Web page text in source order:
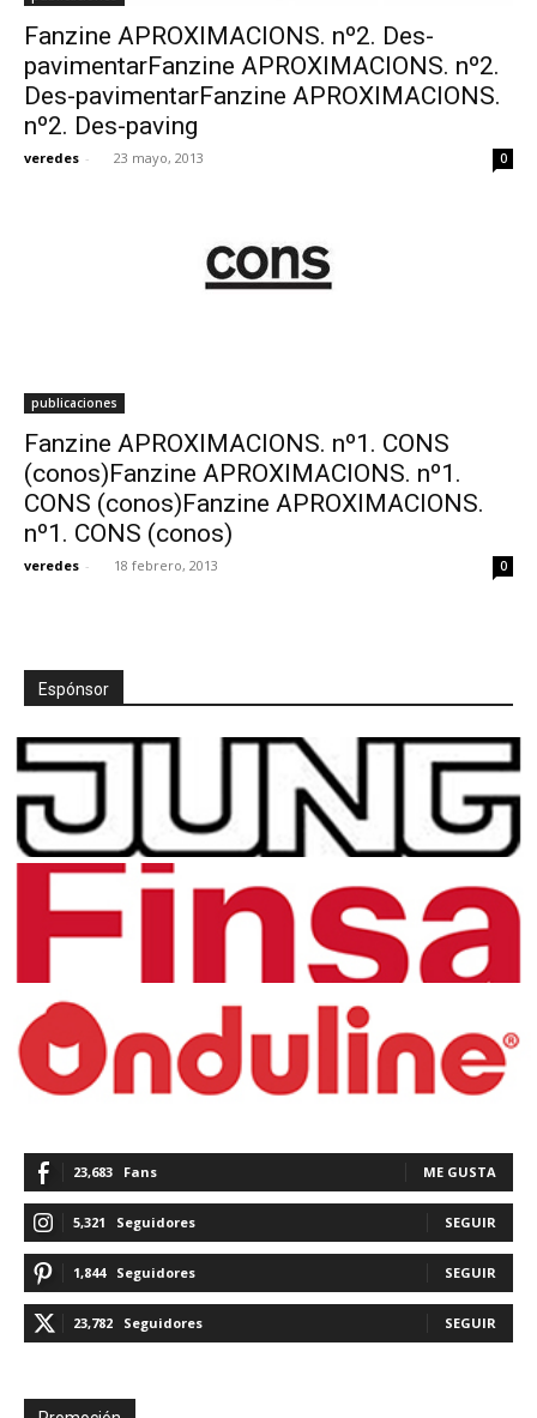
Fanzine APROXIMACIONS. nº2. Des-
pavimentarFanzine APROXIMACIONS. nº2.
Des-pavimentarFanzine APROXIMACIONS.
nº2. Des-paving
veredes - 23 mayo, 2013 0
publicaciones
Fanzine APROXIMACIONS. nº1. CONS
(conos)Fanzine APROXIMACIONS. nº1.
CONS (conos)Fanzine APROXIMACIONS.
nº1. CONS (conos)
veredes - 18 febrero, 2013 0
Espónsor
23,683 Fans ME GUSTA
5,321 Seguidores SEGUIR
1,844 Seguidores SEGUIR
23,782 Seguidores SEGUIR